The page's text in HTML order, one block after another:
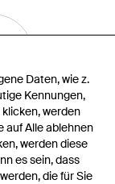
Daten, wie z.
Kennungen,
werden
auf Alle ablehnen
werden diese
es sein, dass
die für Sie
Daten, wie z.
Kennungen,
werden
auf Alle ablehnen
werden diese
es sein, dass
die für Sie